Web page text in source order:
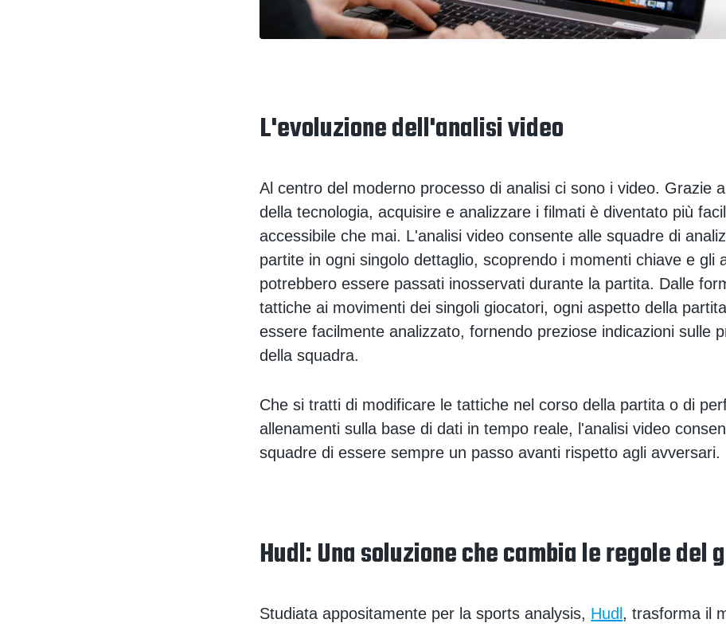
L'evoluzione dell'analisi video
Al centro del moderno processo di analisi ci sono i video. Grazie
della tecnologia, acquisire e analizzare i filmati è diventato più
accessibile che mai. L'analisi video consente alle squadre di
partite in ogni singolo dettaglio, scoprendo i momenti chiave e gli
potrebbero essere passati inosservati durante la partita. Dalle
tattiche ai movimenti dei singoli giocatori, ogni aspetto della
essere facilmente analizzato, fornendo preziose indicazioni sulle
della squadra.
Che si tratti di modificare le tattiche nel corso della partita o di
allenamenti sulla base di dati in tempo reale, l'analisi video
squadre di essere sempre un passo avanti rispetto agli avversari.
Hudl: Una soluzione che cambia le regole del
Studiata appositamente per la sports analysis, Hudl , trasforma il